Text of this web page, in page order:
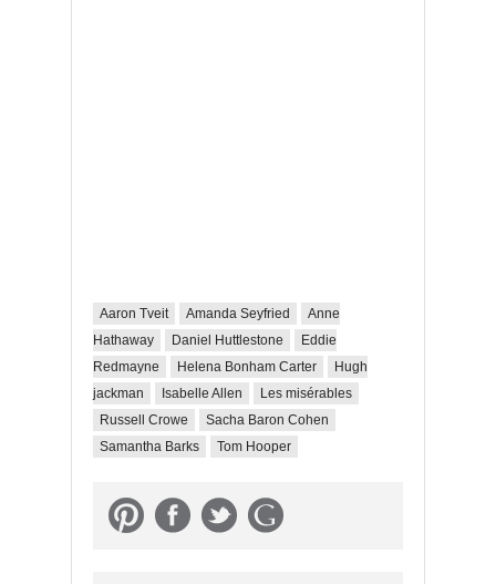
Aaron Tveit Amanda Seyfried
Anne
Hathaway
Daniel Huttlestone
Eddie
Redmayne
Helena Bonham Carter
Hugh
jackman
Isabelle Allen
Les misérables
Russell Crowe
Sacha Baron Cohen
Samantha Barks
Tom Hooper